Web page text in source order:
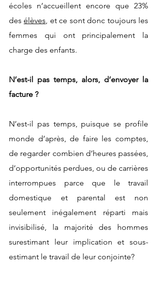
écoles n’accueillent encore que 23%
des élèves, et ce sont donc toujours les
femmes qui ont principalement la
charge des enfants.
N’est-il pas temps, alors, d’envoyer la
facture ?
N’est-il pas temps, puisque se profile
monde d’après, de faire les comptes,
de regarder combien d’heures passées,
d’opportunités perdues, ou de carrières
interrompues parce que le travail
domestique et parental est non
seulement inégalement réparti mais
invisibilisé, la majorité des hommes
surestimant leur implication et sous-
estimant le travail de leur conjointe?